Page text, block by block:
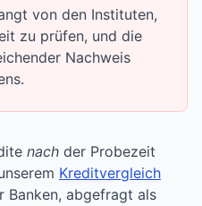
von den Instituten,
zu prüfen, und die
Nachweis
nach der Probezeit
Kreditvergleich
Banken, abgefragt als